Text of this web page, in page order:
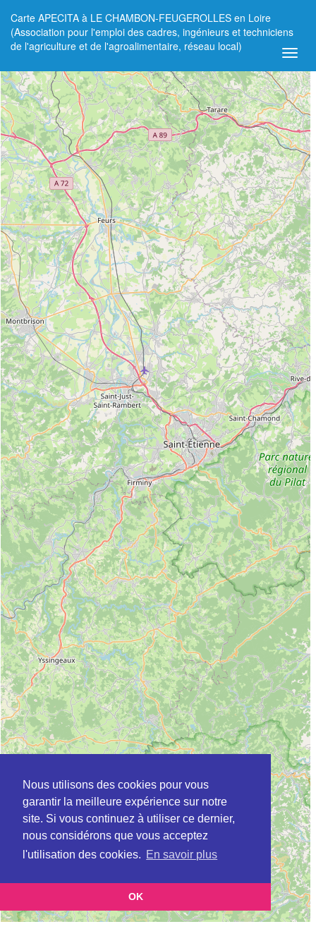
Nous utilisons des cookies pour vous
garantir la meilleure expérience sur notre
site. Si vous continuez à utiliser ce dernier,
nous considérons que vous acceptez
l'utilisation des cookies. En savoir plus
OK
Carte APECITA à LE CHAMBON-FEUGEROLLES en Loire
(Association pour l'emploi des cadres, ingénieurs et techniciens
de l'agriculture et de l'agroalimentaire, réseau local)
+
−